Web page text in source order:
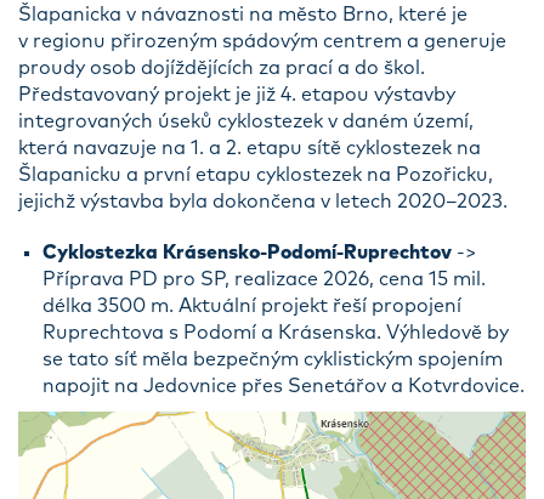
Šlapanicka v návaznosti na město Brno, které je
v regionu přirozeným spádovým centrem a generuje
proudy osob dojíždějících za prací a do škol.
Představovaný projekt je již 4. etapou výstavby
integrovaných úseků cyklostezek v daném území,
která navazuje na 1. a 2. etapu sítě cyklostezek na
Šlapanicku a první etapu cyklostezek na Pozořicku,
jejichž výstavba byla dokončena v letech 2020–2023.
Cyklostezka Krásensko-Podomí-Ruprechtov ->
Příprava PD pro SP, realizace 2026, cena 15 mil.
délka 3500 m. Aktuální projekt řeší propojení
Ruprechtova s Podomí a Krásenska. Výhledově by
se tato síť měla bezpečným cyklistickým spojením
napojit na Jedovnice přes Senetářov a Kotvrdovice.